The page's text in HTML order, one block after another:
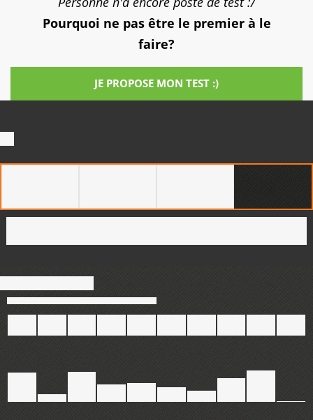
Pourquoi ne pas être le premier à le
faire?
JE PROPOSE MON TEST :)